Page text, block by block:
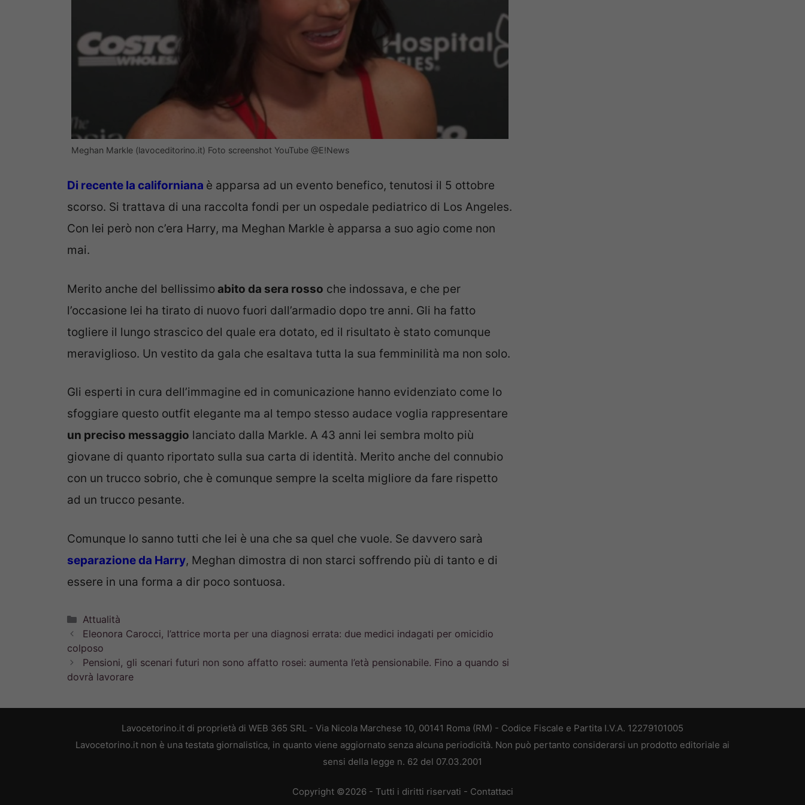
Meghan Markle (lavoceditorino.it) Foto screenshot YouTube @E!News
Di recente la californiana è apparsa ad un evento benefico, tenutosi il 5 ottobre
scorso. Si trattava di una raccolta fondi per un ospedale pediatrico di Los Angeles.
Con lei però non c’era Harry, ma Meghan Markle è apparsa a suo agio come non
mai.
Merito anche del bellissimoabito da sera rosso che indossava, e che per
l’occasione lei ha tirato di nuovo fuori dall’armadio dopo tre anni. Gli ha fatto
togliere il lungo strascico del quale era dotato, ed il risultato è stato comunque
meraviglioso. Un vestito da gala che esaltava tutta la sua femminilità ma non solo.
Gli esperti in cura dell’immagine ed in comunicazione hanno evidenziato come lo
sfoggiare questo outfit elegante ma al tempo stesso audace voglia rappresentare
un preciso messaggio lanciato dalla Markle. A 43 anni lei sembra molto più
giovane di quanto riportato sulla sua carta di identità. Merito anche del connubio
con un trucco sobrio, che è comunque sempre la scelta migliore da fare rispetto
ad un trucco pesante.
Comunque lo sanno tutti che lei è una che sa quel che vuole. Se davvero sarà
separazione da Harry, Meghan dimostra di non starci soffrendo più di tanto e di
essere in una forma a dir poco sontuosa.
Categorie
Attualità
Eleonora Carocci, l’attrice morta per una diagnosi errata: due medici indagati per omicidio
colposo
Pensioni, gli scenari futuri non sono affatto rosei: aumenta l’età pensionabile. Fino a quando si
dovrà lavorare
Lavocetorino.it di proprietà di WEB 365 SRL - Via Nicola Marchese 10, 00141 Roma (RM) - Codice Fiscale e Partita I.V.A. 12279101005
Lavocetorino.it non è una testata giornalistica, in quanto viene aggiornato senza alcuna periodicità. Non può pertanto considerarsi un prodotto editoriale ai
sensi della legge n. 62 del 07.03.2001
Copyright ©2026 - Tutti i diritti riservati - Contattaci